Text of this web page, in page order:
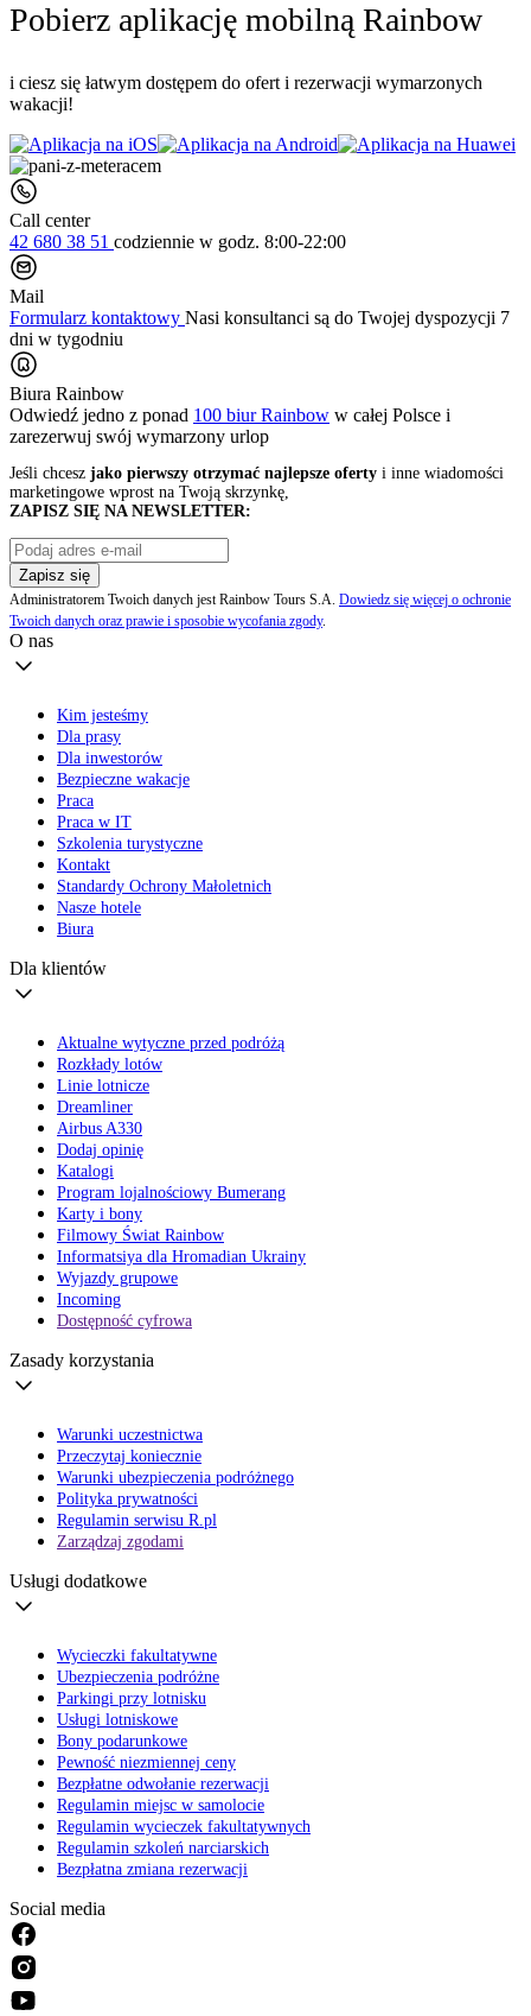
Pobierz aplikację mobilną Rainbow
i ciesz się łatwym dostępem do ofert i rezerwacji wymarzonych
wakacji!
Call center
42 680 38 51 codziennie w godz. 8:00-22:00
Mail
Formularz kontaktowy Nasi konsultanci są do Twojej dyspozycji 7
dni w tygodniu
Biura Rainbow
Odwiedź jedno z ponad 100 biur Rainbow w całej Polsce i
zarezerwuj swój wymarzony urlop
Jeśli chcesz jako pierwszy otrzymać najlepsze oferty i inne wiadomości
marketingowe wprost na Twoją skrzynkę,
ZAPISZ SIĘ NA NEWSLETTER:
Zapisz się
Administratorem Twoich danych jest Rainbow Tours S.A. Dowiedz się więcej o ochronie
Twoich danych oraz prawie i sposobie wycofania zgody.
O nas
Kim jesteśmy
Dla prasy
Dla inwestorów
Bezpieczne wakacje
Praca
Praca w IT
Szkolenia turystyczne
Kontakt
Standardy Ochrony Małoletnich
Nasze hotele
Biura
Dla klientów
Aktualne wytyczne przed podróżą
Rozkłady lotów
Linie lotnicze
Dreamliner
Airbus A330
Dodaj opinię
Katalogi
Program lojalnościowy Bumerang
Karty i bony
Filmowy Świat Rainbow
Informatsiya dla Hromadian Ukrainy
Wyjazdy grupowe
Incoming
Dostępność cyfrowa
Zasady korzystania
Warunki uczestnictwa
Przeczytaj koniecznie
Warunki ubezpieczenia podróżnego
Polityka prywatności
Regulamin serwisu R.pl
Zarządzaj zgodami
Usługi dodatkowe
Wycieczki fakultatywne
Ubezpieczenia podróżne
Parkingi przy lotnisku
Usługi lotniskowe
Bony podarunkowe
Pewność niezmiennej ceny
Bezpłatne odwołanie rezerwacji
Regulamin miejsc w samolocie
Regulamin wycieczek fakultatywnych
Regulamin szkoleń narciarskich
Bezpłatna zmiana rezerwacji
Social media